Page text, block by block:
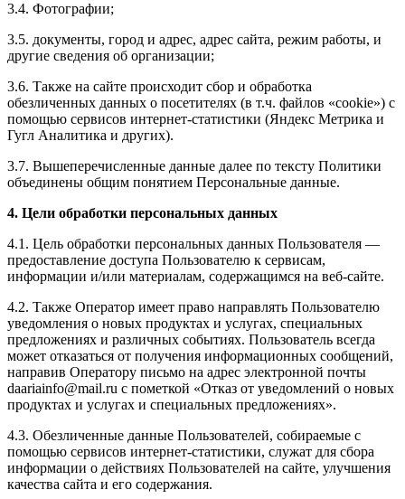
3.4. Фотографии;
3.5. документы, город и адрес, адрес сайта, режим работы, и
другие сведения об организации;
3.6. Также на сайте происходит сбор и обработка
обезличенных данных о посетителях (в т.ч. файлов «cookie») с
помощью сервисов интернет-статистики (Яндекс Метрика и
Гугл Аналитика и других).
3.7. Вышеперечисленные данные далее по тексту Политики
объединены общим понятием Персональные данные.
4. Цели обработки персональных данных
4.1. Цель обработки персональных данных Пользователя —
предоставление доступа Пользователю к сервисам,
информации и/или материалам, содержащимся на веб-сайте.
4.2. Также Оператор имеет право направлять Пользователю
уведомления о новых продуктах и услугах, специальных
предложениях и различных событиях. Пользователь всегда
может отказаться от получения информационных сообщений,
направив Оператору письмо на адрес электронной почты
daariainfo@mail.ru с пометкой «Отказ от уведомлений о новых
продуктах и услугах и специальных предложениях».
4.3. Обезличенные данные Пользователей, собираемые с
помощью сервисов интернет-статистики, служат для сбора
информации о действиях Пользователей на сайте, улучшения
качества сайта и его содержания.